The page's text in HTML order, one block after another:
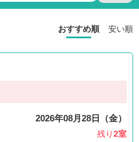
おすすめ順 安い順
2026年08月28日（金）
残り2室